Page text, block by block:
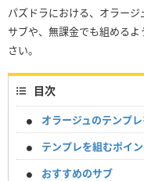
パズドラにおける、オラー
サブや、無課金でも組める
さい。
目次
オラージュのテンプ
テンプレを組むポイ
おすすめのサブ